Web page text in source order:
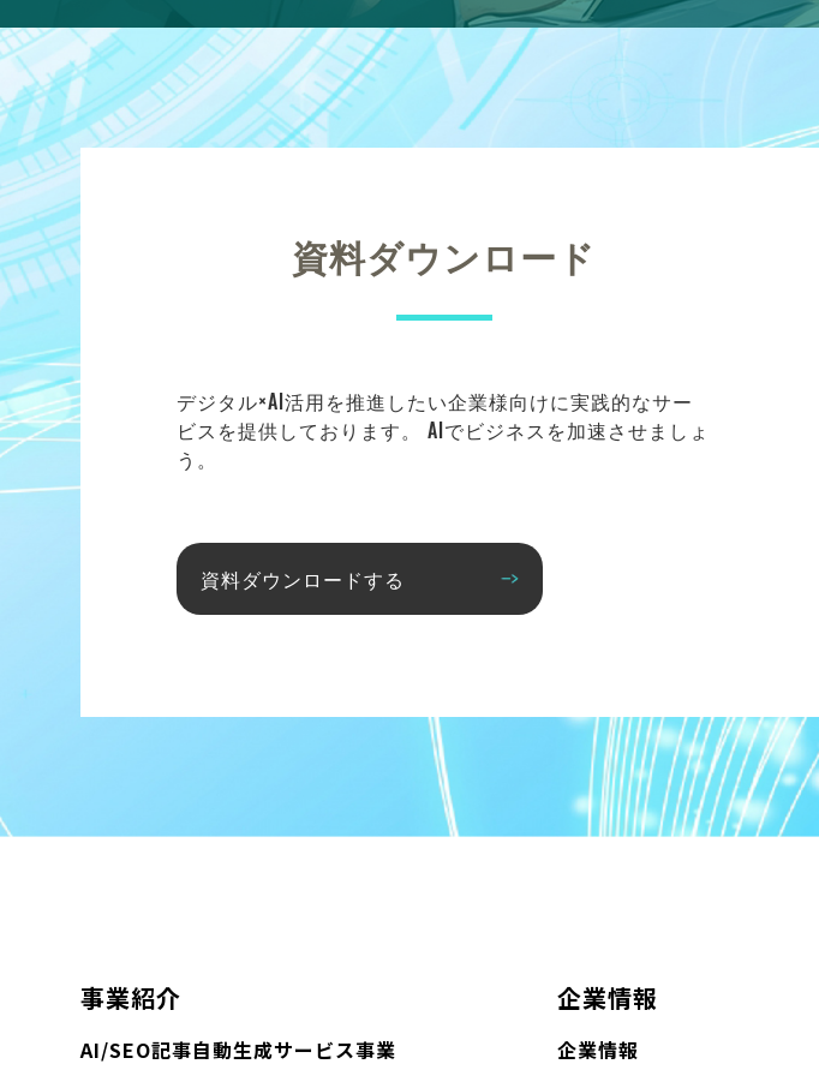
資料ダウンロード
デジタル×AI活用を推進したい企業様向けに実践的なサー
ビスを提供しております。 AIでビジネスを加速させましょ
う。
資料ダウンロードする
事業紹介
AI/SEO記事自動生成サービス事業
企業情報
企業情報